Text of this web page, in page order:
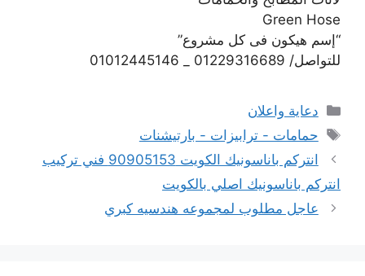
Green Hose
“إسم هيكون فى كل مشروع”
للتواصل/ 01229316689 _ 01012445146
التصنيفات
دعاية واعلان
الوسوم
حمامات - ترابيزات - بارتيشنات
انتركم باناسونيك الكويت 90905153 فني تركيب
انتركم باناسونيك اصلي بالكويت
عاجل مطلوب لمجموعه هندسيه كبري